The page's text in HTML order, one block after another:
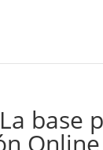
base
Online